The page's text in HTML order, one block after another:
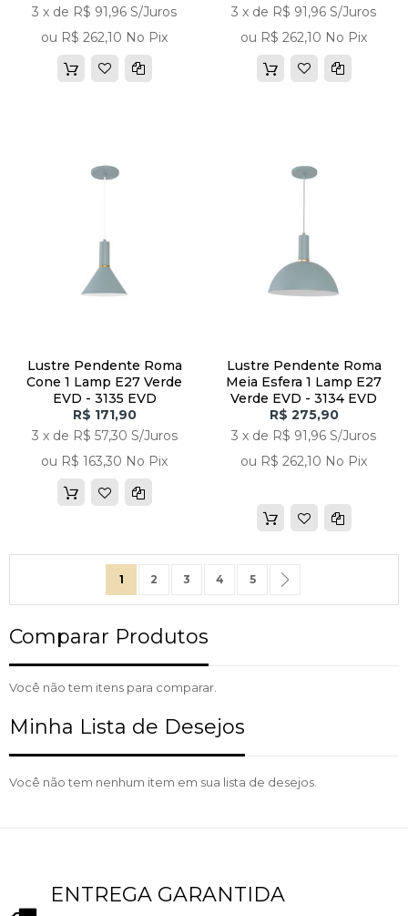
3 x de R$ 91,96 S/Juros
ou R$ 262,10 No Pix
3 x de R$ 91,96 S/Juros
ou R$ 262,10 No Pix
Lustre Pendente Roma
Cone 1 Lamp E27 Verde
EVD - 3135 EVD
R$ 171,90
3 x de R$ 57,30 S/Juros
ou R$ 163,30 No Pix
Lustre Pendente Roma
Meia Esfera 1 Lamp E27
Verde EVD - 3134 EVD
R$ 275,90
3 x de R$ 91,96 S/Juros
ou R$ 262,10 No Pix
Você esta lendo a pagina
1 Página
2 Página
3 Página
4 Página
5
Comparar Produtos
Você não tem itens para comparar.
Minha Lista de Desejos
Você não tem nenhum item em sua lista de desejos.
ENTREGA GARANTIDA